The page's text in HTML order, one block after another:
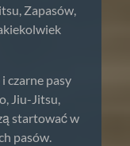
Zapasów,
czarne pasy
Jiu-Jitsu,
startować w
pasów.